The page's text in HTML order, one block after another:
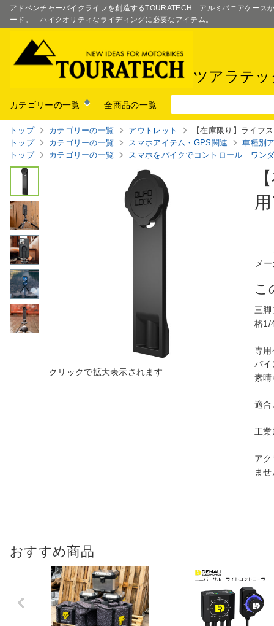
アドベンチャーバイクライフを創造するTOURATECH アルミパニアケース
ード。 ハイクオリティなライディングに必要なアイテム。
ツアラテ
カテゴリーの一覧 全商品の一覧
トップ カテゴリーの一覧 アウトレット
【在庫限り】ライフ
トップ
カテゴリーの一覧 スマホアイテム・GPS関連
車種別
トップ
カテゴリーの一覧 スマホをバイクでコントロール ワ ン
メ
こ
三
格1/
専用
バイ
素晴
適合
工
ア
ま
おすすめ商品
Previo
us